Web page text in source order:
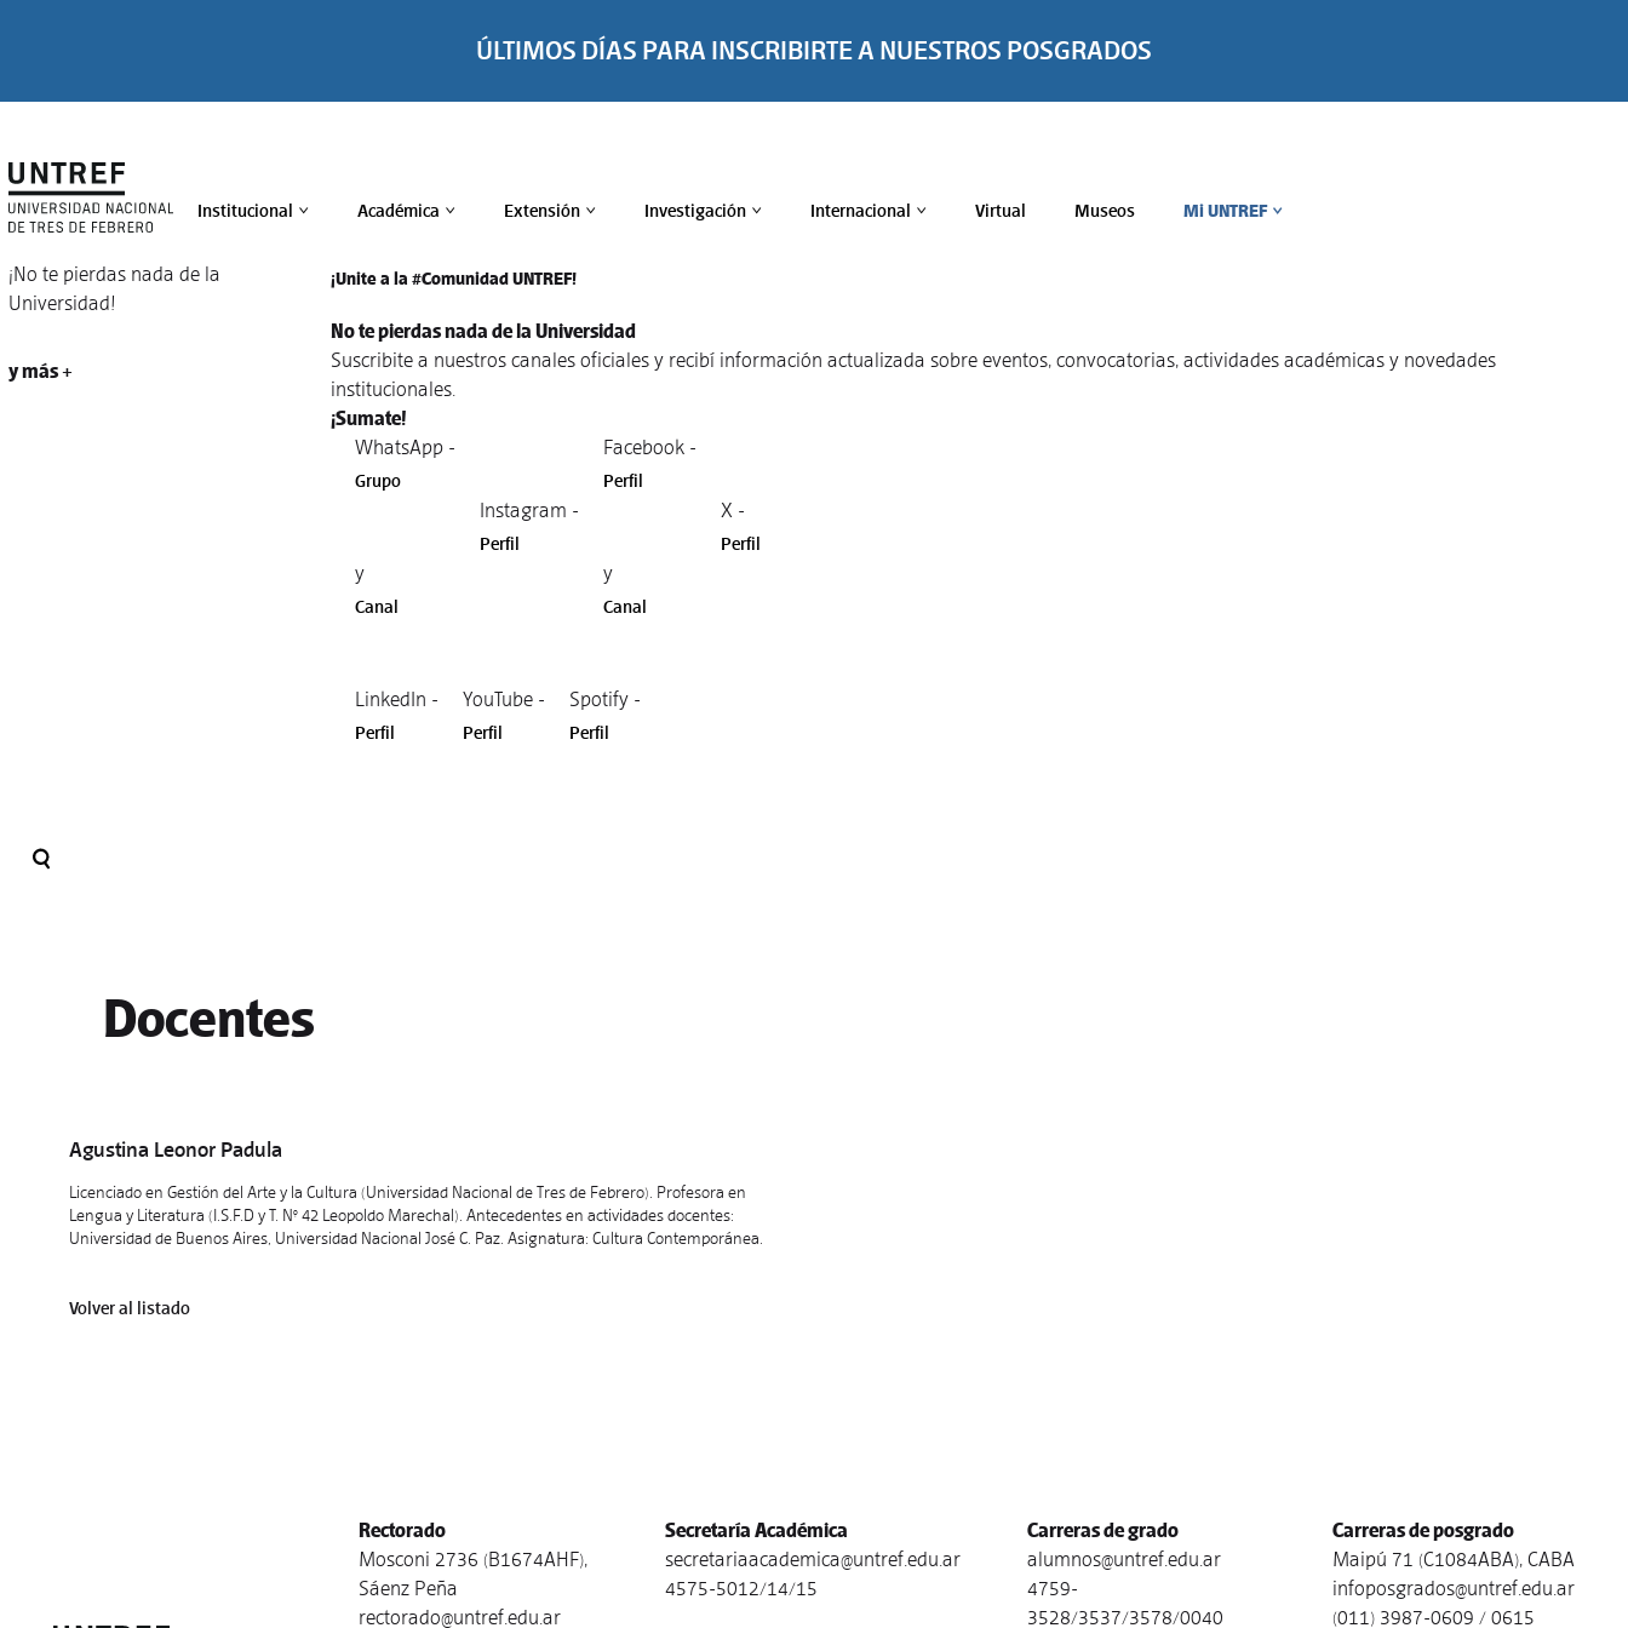
ÚLTIMOS DÍAS PARA INSCRIBIRTE A NUESTROS POSGRADOS
Institucional > Académica > Extensión > Investigación > Internacional > Virtual Museos Mi UNTREF >
¡No te pierdas nada de la
Universidad!
y más +
¡Unite a la #Comunidad UNTREF!
No te pierdas nada de la Universidad
Suscribite a nuestros canales oficiales y recibí información actualizada sobre eventos, convocatorias, actividades académicas y novedades
institucionales.
¡Sumate!
WhatsApp -
Grupo
y
Canal
Instagram -
Perfil
Facebook -
Perfil
y
Canal
X -
Perfil
LinkedIn -
Perfil
YouTube -
Perfil
Spotify -
Perfil
Docentes
Agustina Leonor Padula
Licenciado en Gestión del Arte y la Cultura (Universidad Nacional de Tres de Febrero). Profesora en
Lengua y Literatura (I.S.F.D y T. N° 42 Leopoldo Marechal). Antecedentes en actividades docentes:
Universidad de Buenos Aires, Universidad Nacional José C. Paz. Asignatura: Cultura Contemporánea.
Volver al listado
Rectorado
Mosconi 2736 (B1674AHF),
Sáenz Peña
rectorado@untref.edu.ar
Secretaría Académica
secretariaacademica@untref.edu.ar
4575-5012/14/15
Carreras de grado
alumnos@untref.edu.ar
4759-
3528/3537/3578/0040
Carreras de posgrado
Maipú 71 (C1084ABA), CABA
infoposgrados@untref.edu.ar
(011) 3987-0609 / 0615